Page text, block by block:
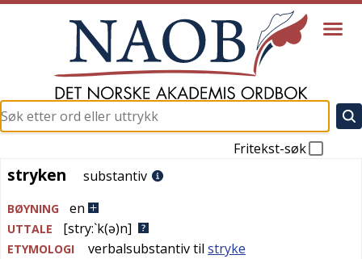
Fritekst-søk
stryken
stryken substantiv
BØYNING en
UTTALE [stry:`k(ə)n]
ETYMOLOGI verbalsubstantiv til stryke